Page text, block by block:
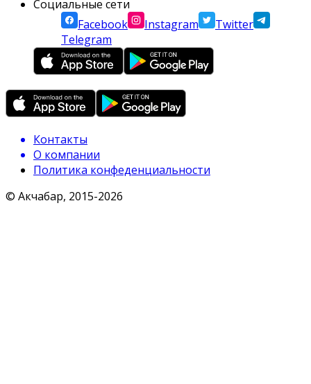
Социальные сети
Facebook
Instagram
Twitter
Telegram
Контакты
О компании
Политика конфеденциальности
© Акчабар, 2015-2026